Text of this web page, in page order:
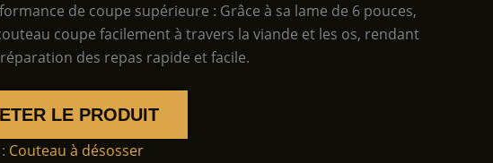
de coupe supérieure : Grâce à sa lame de 6 pouces,
coupe facilement à travers la viande et les os, rendant
des repas rapide et facile.
LE PRODUIT
Couteau à désosser